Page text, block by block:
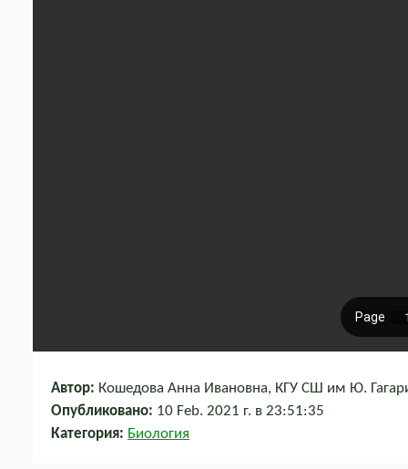
Автор: Кошедова Анна Ивановна, КГУ СШ им Ю.
Опубликовано: 10 Feb. 2021 г. в 23:51:35
Категория: Биология